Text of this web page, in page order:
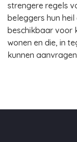
strengere regels
beleggers hun
beschikbaar voor
wonen en die, in
kunnen